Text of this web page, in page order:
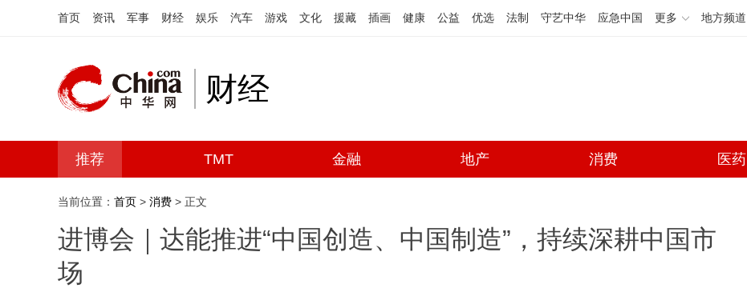
首页 资讯 军事 财经 娱乐 汽车 游戏 文化 援藏 插画 健康 公益 优选 法制 守艺中华 应急中国 更多 地方频道
财经
推荐 TMT 金融 地产 消费 医药
当前位置： 首页 > 消费 > 正文
进博会｜达能推进“中国创造、中国制造”，持续深耕中国市
场